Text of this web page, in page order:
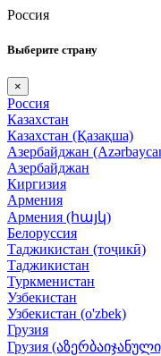
Россия
Выберите страну
×
Россия
Казахстан
Казахстан (Қазақша)
Азербайджан
Азербайджан
Киргизия
Армения
Армения (հայկ)
Белоруссия
Таджикистан (тоҷикӣ)
Таджикистан
Туркменистан
Узбекистан
Узбекистан (o'zbek)
Грузия
Грузия